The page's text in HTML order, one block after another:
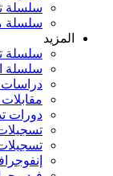
سلسلة
سلسلة
المزيد
سلسلة
سلسلة
دراسات
دورات